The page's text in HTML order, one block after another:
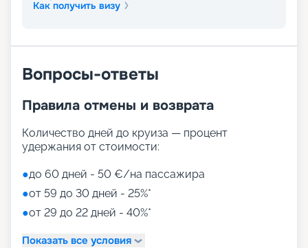
Как получить визу
Вопросы-ответы
Правила отмены и возврата
Количество дней до круиза — процент
удержания от стоимости:
●до 60 дней - 50 €/на пассажира
●от 59 до 30 дней - 25%*
●от 29 до 22 дней - 40%*
Показать все условия